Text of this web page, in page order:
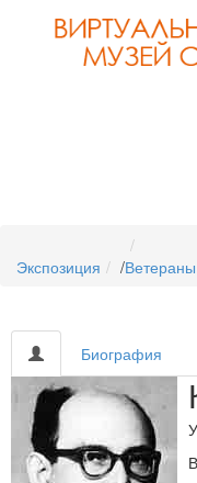
Экспозиция /
Биография